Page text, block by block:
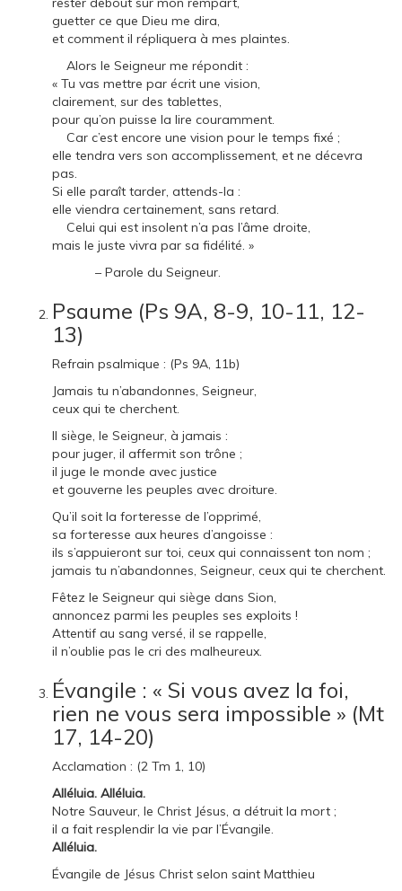
guetter ce que Dieu me dira,
et comment il répliquera à mes plaintes.
Alors le Seigneur me répondit :
« Tu vas mettre par écrit une vision,
clairement, sur des tablettes,
pour qu’on puisse la lire couramment.
Car c’est encore une vision pour le temps fixé ;
elle tendra vers son accomplissement, et ne décevra
pas.
Si elle paraît tarder, attends-la :
elle viendra certainement, sans retard.
Celui qui est insolent n’a pas l’âme droite,
mais le juste vivra par sa fidélité. »
– Parole du Seigneur.
Psaume (Ps 9A, 8-9, 10-11, 12-
13)
Refrain psalmique : (Ps 9A, 11b)
Jamais tu n’abandonnes, Seigneur,
ceux qui te cherchent.
Il siège, le Seigneur, à jamais :
pour juger, il affermit son trône ;
il juge le monde avec justice
et gouverne les peuples avec droiture.
Qu’il soit la forteresse de l’opprimé,
sa forteresse aux heures d’angoisse :
ils s’appuieront sur toi, ceux qui connaissent ton nom ;
jamais tu n’abandonnes, Seigneur, ceux qui te cherchent.
Fêtez le Seigneur qui siège dans Sion,
annoncez parmi les peuples ses exploits !
Attentif au sang versé, il se rappelle,
il n’oublie pas le cri des malheureux.
Évangile : « Si vous avez la foi,
rien ne vous sera impossible » (Mt
17, 14-20)
Acclamation : (2 Tm 1, 10)
Alléluia. Alléluia.
Notre Sauveur, le Christ Jésus, a détruit la mort ;
il a fait resplendir la vie par l’Évangile.
Alléluia.
Évangile de Jésus Christ selon saint Matthieu